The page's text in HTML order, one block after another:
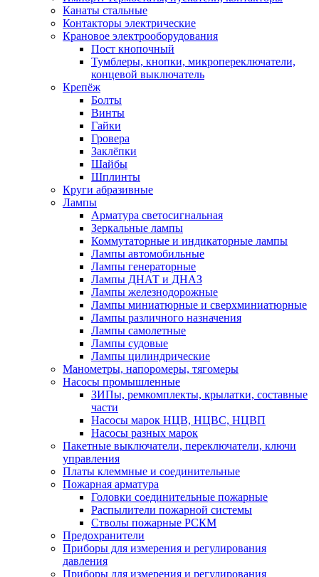
Канаты стальные
Контакторы электрические
Крановое электрооборудования
Пост кнопочный
Тумблеры, кнопки, микропереключатели,
концевой выключатель
Крепёж
Болты
Винты
Гайки
Гровера
Заклёпки
Шайбы
Шплинты
Круги абразивные
Лампы
Арматура светосигнальная
Зеркальные лампы
Коммутаторные и индикаторные лампы
Лампы автомобильные
Лампы генераторные
Лампы ДНАТ и ДНАЗ
Лампы железнодорожные
Лампы миниатюрные и сверхминиатюрные
Лампы различного назначения
Лампы самолетные
Лампы судовые
Лампы цилиндрические
Манометры, напоромеры, тягомеры
Насосы промышленные
ЗИПы, ремкомплекты, крылатки, составные
части
Насосы марок НЦВ, НЦВС, НЦВП
Насосы разных марок
Пакетные выключатели, переключатели, ключи
управления
Платы клеммные и соединительные
Пожарная арматура
Головки соединительные пожарные
Распылители пожарной системы
Стволы пожарные РСКМ
Предохранители
Приборы для измерения и регулирования
давления
Приборы для измерения и регулирования